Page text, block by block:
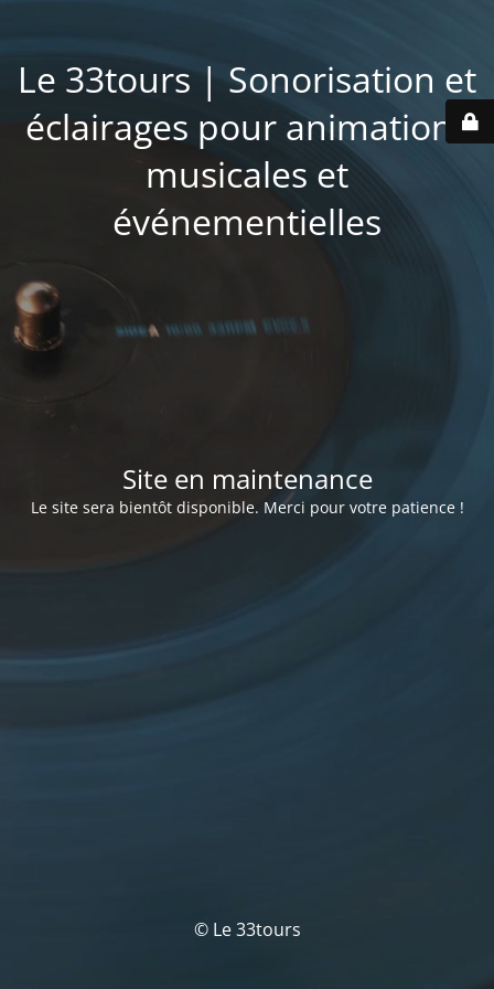
Le 33tours | Sonorisation et
éclairages pour animations
musicales et
événementielles
Site en maintenance
Le site sera bientôt disponible. Merci pour votre patience !
© Le 33tours